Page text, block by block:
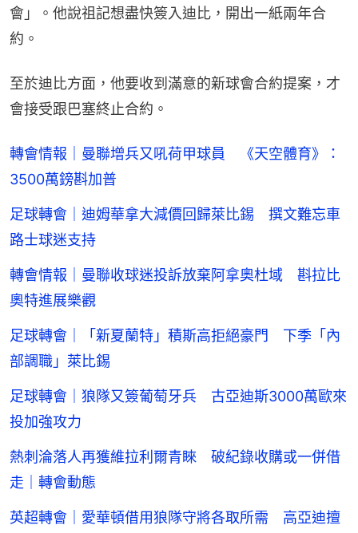
會」。他說祖記想盡快簽入迪比，開出一紙兩年合
約。
至於迪比方面，他要收到滿意的新球會合約提案，才
會接受跟巴塞終止合約。
轉會情報｜曼聯增兵又吼荷甲球員 《天空體育》：
3500萬鎊斟加普
足球轉會｜迪姆華拿大減價回歸萊比錫 撰文難忘車
路士球迷支持
轉會情報｜曼聯收球迷投訴放棄阿拿奧杜域 斟拉比
奧特進展樂觀
足球轉會｜「新夏蘭特」積斯高拒絕豪門 下季「內
部調職」萊比錫
足球轉會｜狼隊又簽葡萄牙兵 古亞迪斯3000萬歐來
投加強攻力
熱刺淪落人再獲維拉利爾青睞 破紀錄收購或一併借
走｜轉會動態
英超轉會｜愛華頓借用狼隊守將各取所需 高亞迪擅